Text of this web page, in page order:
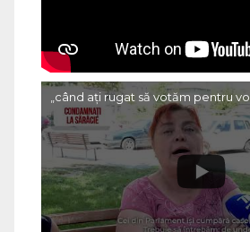
„când ați rugat să votăm pentru